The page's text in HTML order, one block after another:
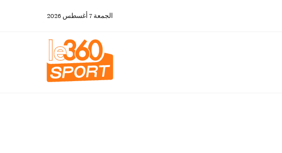
الجمعة 7 أغسطس 2026